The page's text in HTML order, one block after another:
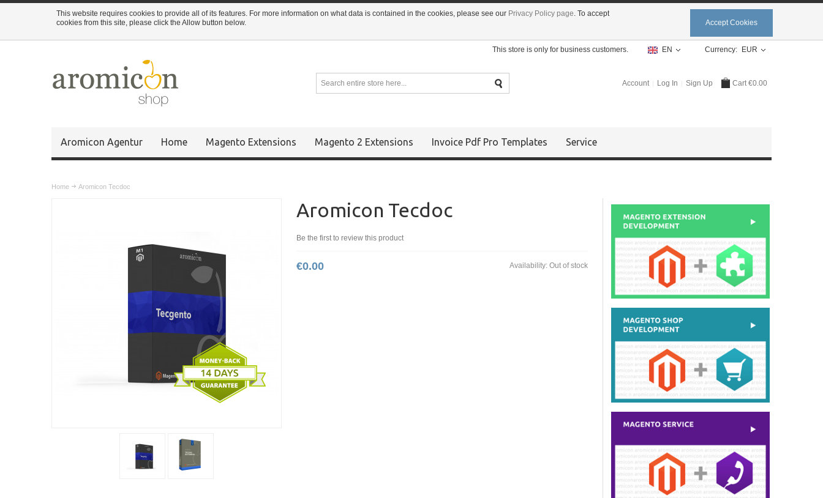
This website requires cookies to provide all of its features. For more information on what data is contained in the cookies, please see our Privacy Policy page. To accept
cookies from this site, please click the Allow button below.
Accept Cookies
Currency: EUR
EN
This store is only for business customers.
Cart€0.00
Account Log In Sign Up
Aromicon Agentur Home Magento Extensions Magento 2 Extensions Invoice Pdf Pro Templates Service
Home Aromicon Tecdoc
Aromicon Tecdoc
Be the first to review this product
Availability: Out of stock
€0.00